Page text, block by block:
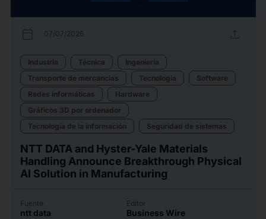
calendar_today 07/07/2026 upload
Industria Técnica
Ingeniería
Transporte de mercancías
Tecnología
Software
Redes informáticas
Hardware
Gráficos 3D por ordenador
Tecnología de la información
Seguridad de sistemas
NTT DATA and Hyster-Yale Materials
Handling Announce Breakthrough Physical
AI Solution in Manufacturing
Fuente
ntt data
Editor
Business Wire